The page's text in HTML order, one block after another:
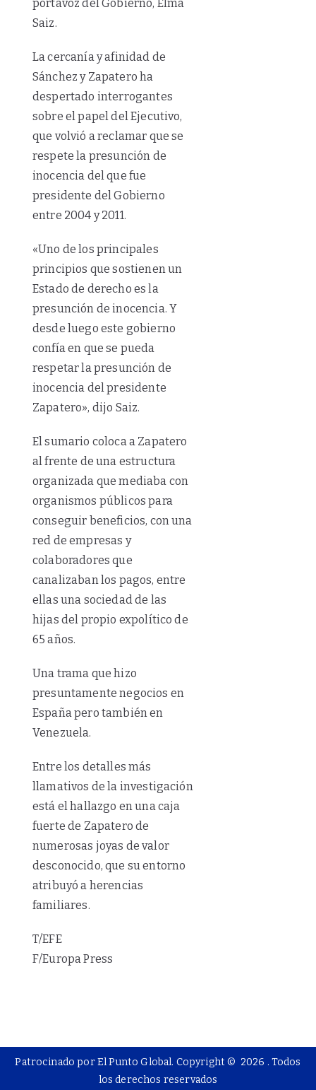
portavoz del Gobierno, Elma
Saiz.
La cercanía y afinidad de
Sánchez y Zapatero ha
despertado interrogantes
sobre el papel del Ejecutivo,
que volvió a reclamar que se
respete la presunción de
inocencia del que fue
presidente del Gobierno
entre 2004 y 2011.
«Uno de los principales
principios que sostienen un
Estado de derecho es la
presunción de inocencia. Y
desde luego este gobierno
confía en que se pueda
respetar la presunción de
inocencia del presidente
Zapatero», dijo Saiz.
El sumario coloca a Zapatero
al frente de una estructura
organizada que mediaba con
organismos públicos para
conseguir beneficios, con una
red de empresas y
colaboradores que
canalizaban los pagos, entre
ellas una sociedad de las
hijas del propio expolítico de
65 años.
Una trama que hizo
presuntamente negocios en
España pero también en
Venezuela.
Entre los detalles más
llamativos de la investigación
está el hallazgo en una caja
fuerte de Zapatero de
numerosas joyas de valor
desconocido, que su entorno
atribuyó a herencias
familiares.
T/EFE
F/Europa Press
Patrocinado por El Punto Global. Copyright © 2026 . Todos
los derechos reservados